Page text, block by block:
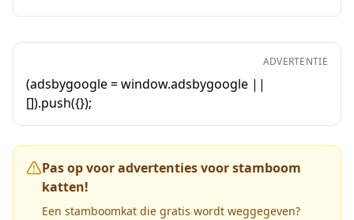
ADVERTENTIE
(adsbygoogle = window.adsbygoogle ||
[]).push({});
Pas op voor advertenties voor stamboom
katten!
Een stamboomkat die gratis wordt weggegeven?